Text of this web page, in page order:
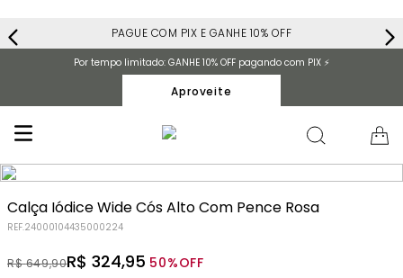
PAGUE COM PIX E GANHE 10% OFF
Por tempo limitado: GANHE 10% OFF pagando com PIX ⚡️
Aproveite
Calça Iódice Wide Cós Alto Com Pence Rosa
REF.24000104435000224
R$ 649,90R$ 324,95 50%OFF